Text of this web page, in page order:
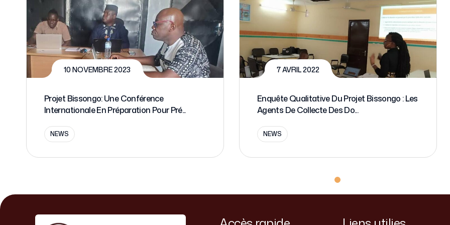
10 NOVEMBRE 2023
Projet Bissongo: Une Conférence
Internationale En Préparation Pour Pré...
NEWS
7 AVRIL 2022
Enquête Qualitative Du Projet Bissongo : Les
Agents De Collecte Des Do...
NEWS